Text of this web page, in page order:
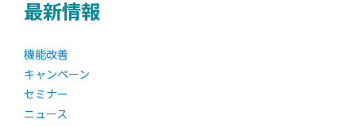
最新情報
機能改善
キャンペーン
セミナー
ニュース